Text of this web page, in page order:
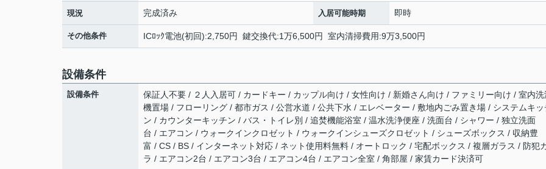
現況 完成済み 入居可能時期 即時
その他条件 ICﾛｯｸ電池(初回):2,750円 鍵交換代:1万6,500円 室内清掃費用:9万3,500円
設備条件
設備条件
保証人不要 / ２人入居可 / カードキー / カップル向け / 女性向け / 新婚さん向け / ファミリー向け / 室内洗
機置場 / フローリング / 都市ガス / 公営水道 / 公共下水 / エレベーター / 敷地内ごみ置き場 / システムキッ
ン / カウンターキッチン / バス・トイレ別 / 追焚機能浴室 / 温水洗浄便座 / 洗面台 / シャワー / 独立洗面
台 / エアコン / ウォークインクロゼット / ウォークインシューズクロゼット / シューズボックス / 収納豊
富 / CS / BS / インターネット対応 / ネット使用料無料 / オートロック / 宅配ボックス / 複層ガラス / 防犯
ラ / エアコン2台 / エアコン3台 / エアコン4台 / エアコン全室 / 角部屋 / 家賃カード決済可